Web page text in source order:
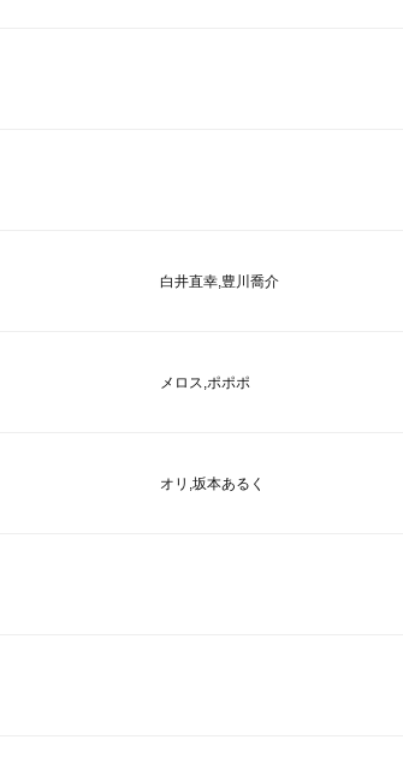
白井直幸,豊川喬介
メロス,ポポポ
オリ,坂本あるく